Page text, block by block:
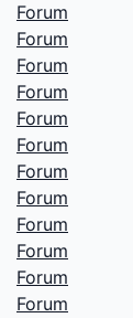
Forum
Forum
Forum
Forum
Forum
Forum
Forum
Forum
Forum
Forum
Forum
Forum